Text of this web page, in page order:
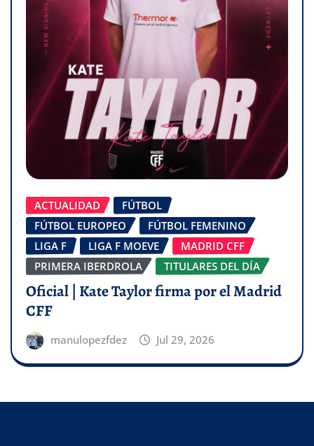
ACTUALIDAD
FÚTBOL
FÚTBOL EUROPEO
FÚTBOL FEMENINO
LIGA F
LIGA F MOEVE
MADRID CFF
PRIMERA IBERDROLA
TITULARES DEL DÍA
Oficial | Kate Taylor firma por el Madrid
CFF
manulopezfdez Jul 29, 2026